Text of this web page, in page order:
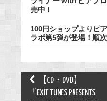
売中！
100円ショップよりピ
ラボ第5弾が登場！順
Post
navigation
【CD・DVD】
『EXIT TUNES PRESENTS